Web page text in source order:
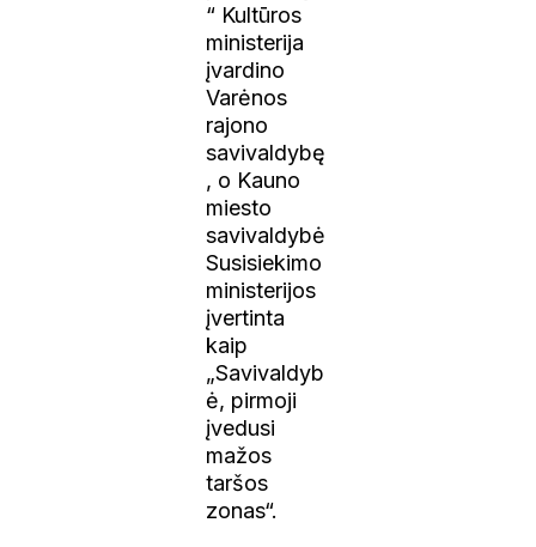
“ Kultūros
ministerija
įvardino
Varėnos
rajono
savivaldybę
, o Kauno
miesto
savivaldybė
Susisiekimo
ministerijos
įvertinta
kaip
„Savivaldyb
ė, pirmoji
įvedusi
mažos
taršos
zonas“.